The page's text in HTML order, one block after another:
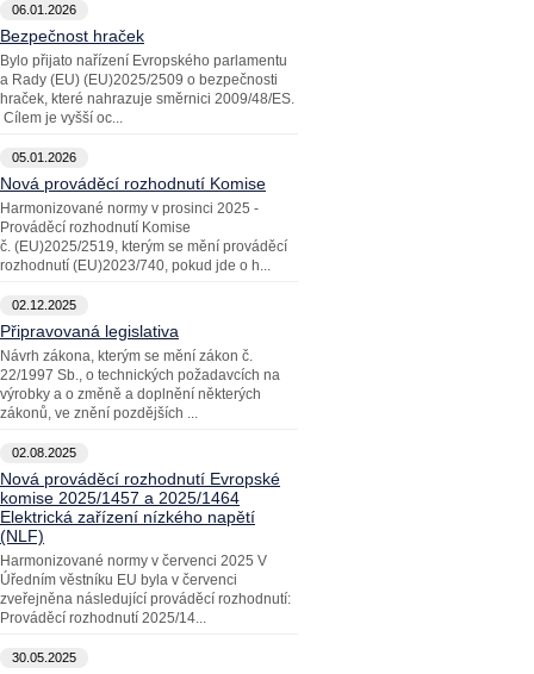
06.01.2026
Bezpečnost hraček
Bylo přijato nařízení Evropského parlamentu
a Rady (EU) (EU)2025/2509 o bezpečnosti
hraček, které nahrazuje směrnici 2009/48/ES.
Cílem je vyšší oc...
05.01.2026
Nová prováděcí rozhodnutí Komise
Harmonizované normy v prosinci 2025 -
Prováděcí rozhodnutí Komise
č. (EU)2025/2519, kterým se mění prováděcí
rozhodnutí (EU)2023/740, pokud jde o h...
02.12.2025
Připravovaná legislativa
Návrh zákona, kterým se mění zákon č.
22/1997 Sb., o technických požadavcích na
výrobky a o změně a doplnění některých
zákonů, ve znění pozdějších ...
02.08.2025
Nová prováděcí rozhodnutí Evropské
komise 2025/1457 a 2025/1464
Elektrická zařízení nízkého napětí
(NLF)
Harmonizované normy v červenci 2025 V
Úředním věstníku EU byla v červenci
zveřejněna následující prováděcí rozhodnutí:
Prováděcí rozhodnutí 2025/14...
30.05.2025